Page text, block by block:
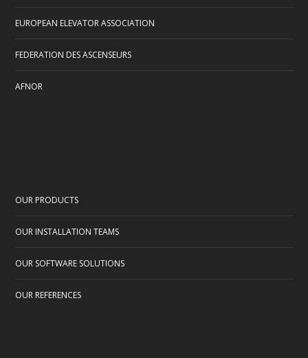
EUROPEAN ELEVATOR ASSOCIATION
FEDERATION DES ASCENSEURS
AFNOR
OUR PRODUCTS
OUR INSTALLATION TEAMS
OUR SOFTWARE SOLUTIONS
OUR REFERENCES